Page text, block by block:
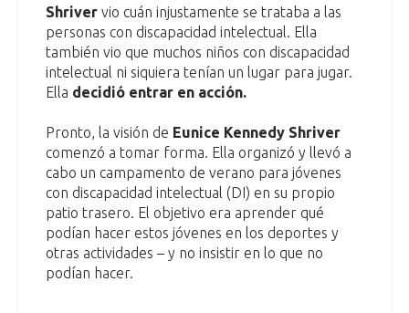
Shriver vio cuán injustamente se trataba a las
personas con discapacidad intelectual. Ella
también vio que muchos niños con discapacidad
intelectual ni siquiera tenían un lugar para jugar.
Ella decidió entrar en acción.
Pronto, la visión de Eunice Kennedy Shriver
comenzó a tomar forma. Ella organizó y llevó a
cabo un campamento de verano para jóvenes
con discapacidad intelectual (DI) en su propio
patio trasero. El objetivo era aprender qué
podían hacer estos jóvenes en los deportes y
otras actividades – y no insistir en lo que no
podían hacer.